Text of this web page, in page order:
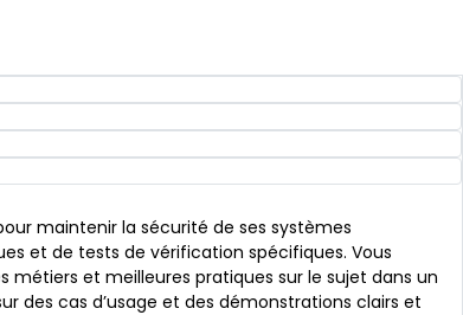
maintenir la sécurité de ses systèmes
et de tests de vérification spécifiques. Vous
et meilleures pratiques sur le sujet dans un
des cas d’usage et des démonstrations clairs et